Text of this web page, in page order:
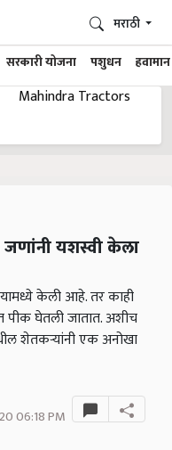
सरकारी योजना पशुधन हवामान
मराठी
यशस्वी केला
केली आहे. तर काही
पीक घेतली जातात. अशीच
शेतकऱ्यांनी एक अनोखा
06:18 PM